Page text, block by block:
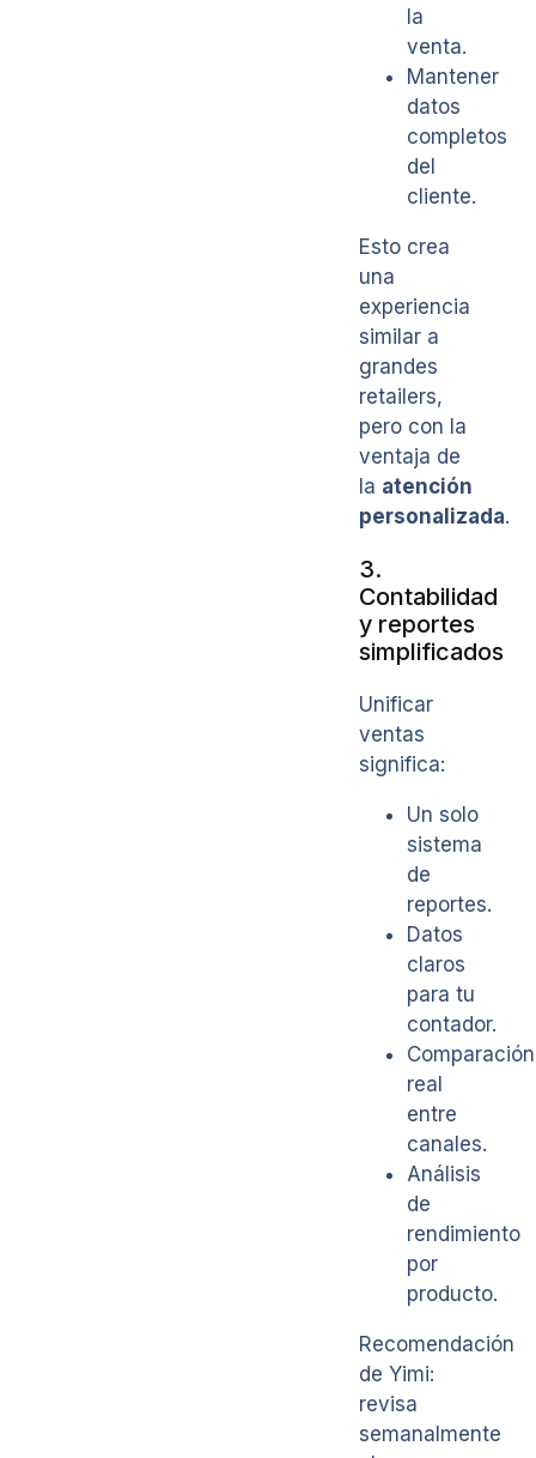
la
venta.
Mantener
datos
completos
del
cliente.
Esto crea
una
experiencia
similar a
grandes
retailers,
pero con la
ventaja de
la atención
personalizada.
3.
Contabilidad
y reportes
simplificados
Unificar
ventas
significa:
Un solo
sistema
de
reportes.
Datos
claros
para tu
contador.
Comparación
real
entre
canales.
Análisis
de
rendimiento
por
producto.
Recomendación
de Yimi:
revisa
semanalmente